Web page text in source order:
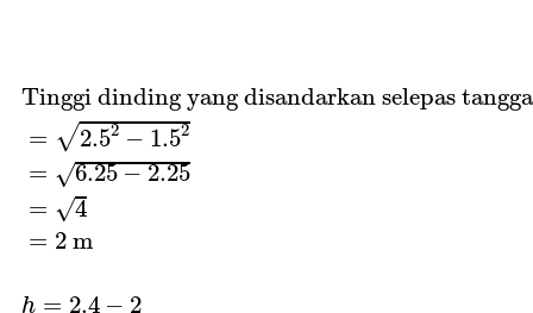
Tinggi dinding yang disandarkan selepas
= √2.52 − 1.52
= √6.25−2.25
= √4
= 2 m
h = 2.4 − 2
Tinggi dinding yang disandarkan selepas